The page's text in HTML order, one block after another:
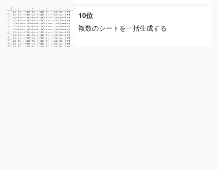
10位
複数のシートを一括生成する